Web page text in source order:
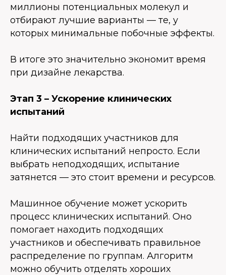
миллионы потенциальных молекул и
отбирают лучшие варианты — те, у
которых минимальные побочные эффекты.
В итоге это значительно экономит время
при дизайне лекарства.
Этап 3 – Ускорение клинических
испытаний
Найти подходящих участников для
клинических испытаний непросто. Если
выбрать неподходящих, испытание
затянется — это стоит времени и ресурсов.
Машинное обучение может ускорить
процесс клинических испытаний. Оно
помогает находить подходящих
участников и обеспечивать правильное
распределение по группам. Алгоритм
можно обучить отделять хороших